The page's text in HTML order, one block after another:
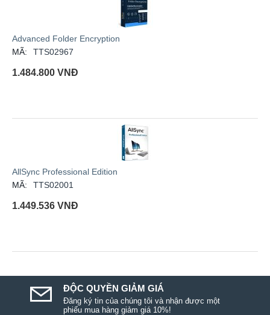
Advanced Folder Encryption
MÃ:
TTS02967
1.484.800 VNĐ
AllSync Professional Edition
MÃ:
TTS02001
1.449.536 VNĐ
ĐỘC QUYỀN GIẢM GIÁ
Đăng ký tin của chúng tôi và nhận được một
phiếu mua hàng giảm giá 10%!